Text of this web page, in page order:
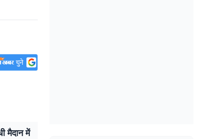
मैदान में